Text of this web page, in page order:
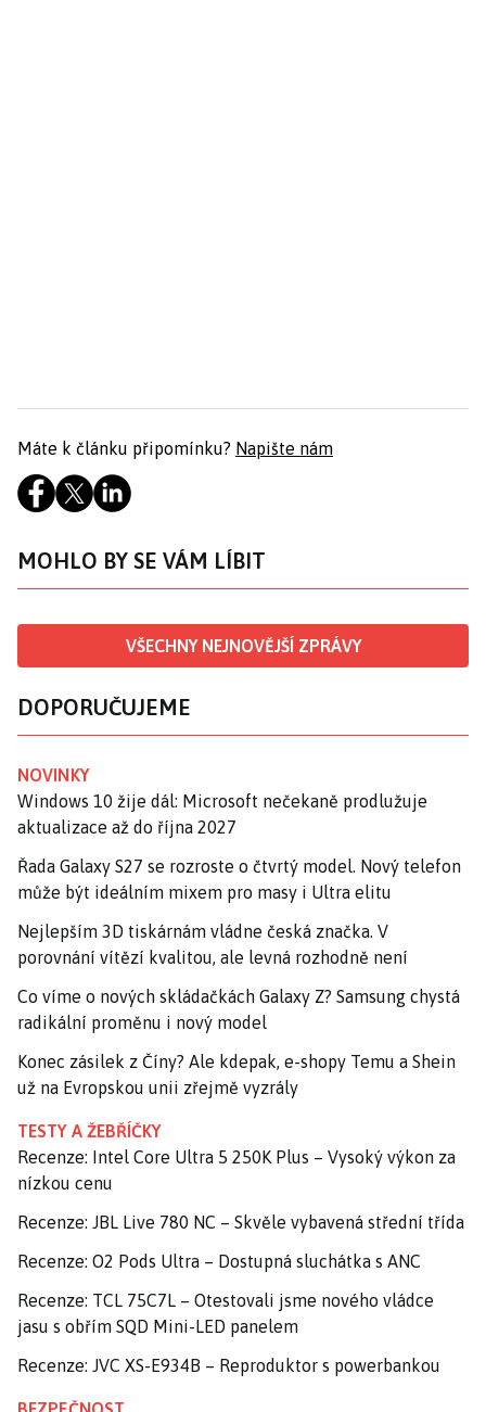
Máte k článku připomínku? Napište nám
MOHLO BY SE VÁM LÍBIT
VŠECHNY NEJNOVĚJŠÍ ZPRÁVY
DOPORUČUJEME
NOVINKY
Windows 10 žije dál: Microsoft nečekaně prodlužuje
aktualizace až do října 2027
Řada Galaxy S27 se rozroste o čtvrtý model. Nový telefon
může být ideálním mixem pro masy i Ultra elitu
Nejlepším 3D tiskárnám vládne česká značka. V
porovnání vítězí kvalitou, ale levná rozhodně není
Co víme o nových skládačkách Galaxy Z? Samsung chystá
radikální proměnu i nový model
Konec zásilek z Číny? Ale kdepak, e-shopy Temu a Shein
už na Evropskou unii zřejmě vyzrály
TESTY A ŽEBŘÍČKY
Recenze: Intel Core Ultra 5 250K Plus – Vysoký výkon za
nízkou cenu
Recenze: JBL Live 780 NC – Skvěle vybavená střední třída
Recenze: O2 Pods Ultra – Dostupná sluchátka s ANC
Recenze: TCL 75C7L – Otestovali jsme nového vládce
jasu s obřím SQD Mini-LED panelem
Recenze: JVC XS-E934B – Reproduktor s powerbankou